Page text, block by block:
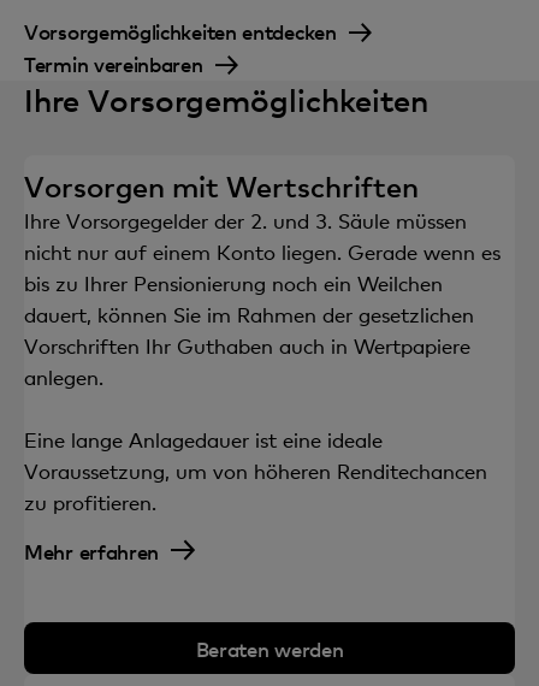
Vorsorgemöglichkeiten entdecken
Termin vereinbaren
Ihre Vorsorgemöglichkeiten
Vorsorgen mit Wertschriften
Ihre Vorsorgegelder der 2. und 3. Säule müssen
nicht nur auf einem Konto liegen. Gerade wenn es
bis zu Ihrer Pensionierung noch ein Weilchen
dauert, können Sie im Rahmen der gesetzlichen
Vorschriften Ihr Guthaben auch in Wertpapiere
anlegen.
Eine lange Anlagedauer ist eine ideale
Voraussetzung, um von höheren Renditechancen
zu profitieren.
Mehr erfahren
Beraten werden